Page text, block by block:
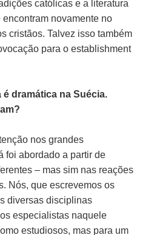
católicas e a literatura
novamente no
cristãos. Talvez isso também
para o establishment
dramática na Suécia.
nos grandes
foi abordado a partir de
– mas sim nas reações
Nós, que escrevemos os
diversas disciplinas
especialistas naquele
estudiosos, mas para um